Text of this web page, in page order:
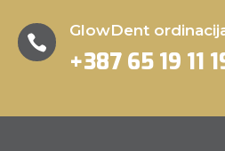

GlowDent
+387 65 19 11